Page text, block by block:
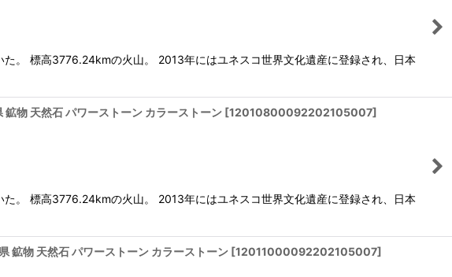
。 標高3776.24kmの火山。 2013年にはユネスコ世界文化遺産に登録され、日本
物 天然石 パワーストーン カラーストーン [12010800092202105007]
。 標高3776.24kmの火山。 2013年にはユネスコ世界文化遺産に登録され、日本
鉱物 天然石 パワーストーン カラーストーン [12011000092202105007]